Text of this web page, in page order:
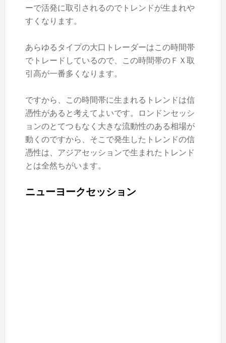
ーで活発に取引されるのでトレンドが生まれや
すくなります。
あらゆるタイプの大口トレーダーはこの時間帯
でトレードしているので、この時間帯のＦＸ取
引高が一番多くなります。
ですから、この時間帯に生まれるトレンドは信
憑性があると考えてよいです。ロンドンセッシ
ョンのとてつもなく大きな流動性のある相場が
動くのですから、そこで発生したトレンドの信
憑性は、アジアセッションで生まれたトレンド
とは全然ちがいます。
ニューヨークセッション